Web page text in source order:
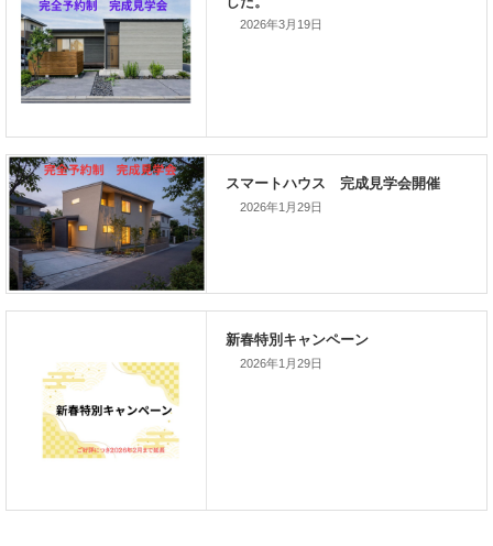
前の記事
家づくりこぼれ話！
新着のイベント情報
2026年3月19日
2026年1月29日
2026年1月29日